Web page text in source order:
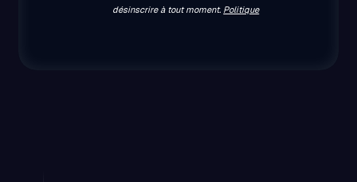
désinscrire à tout moment. Politique